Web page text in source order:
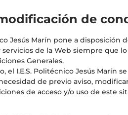
de
Jesús Marín pone a disposición
de la Web siempre que
Generales.
el I.E.S. Politécnico Jesús Marín
de previo aviso,
de acceso y/o uso de este